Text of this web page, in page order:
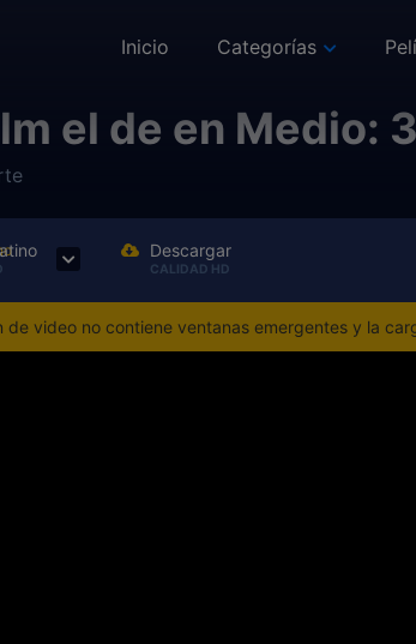
Inicio Categorías
el de en Medio:
Descargar
CALIDAD HD
de video no contiene ventanas emergentes y la